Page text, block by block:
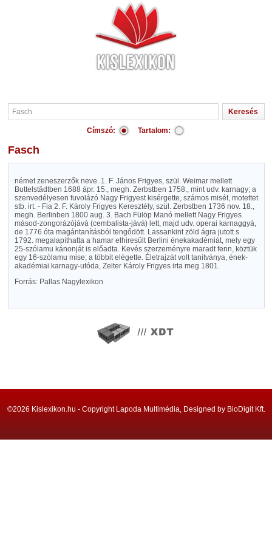
Címszó: Tartalom:
Fasch
német zeneszerzők neve. 1. F. János Frigyes, szül. Weimar mellett
Buttelstädtben 1688 ápr. 15., megh. Zerbstben 1758., mint udv. karnagy; a
szenvedélyesen fuvolázó Nagy Frigyest kisérgette, számos misét, motettet
stb. irt. - Fia 2. F. Károly Frigyes Keresztély, szül. Zerbstben 1736 nov. 18.,
megh. Berlinben 1800 aug. 3. Bach Fülöp Manó mellett Nagy Frigyes
másod-zongorázójává (cembalista-jává) lett, majd udv. operai karnaggyá,
de 1776 óta magántanításból tengődött. Lassankint zöld ágra jutott s
1792. megalapíthatta a hamar elhiresült Berlini énekakadémiát, mely egy
25-szólamu kánonját is előadta. Kevés szerzeményre maradt fenn, köztük
egy 16-szólamu mise; a többit elégette. Életrajzát volt tanitványa, ének-
akadémiai karnagy-utóda, Zelter Károly Frigyes irta meg 1801.
Forrás: Pallas Nagylexikon
©2026 Kislexikon.hu - Copyright Lapoda Multimédia, Designed by BioDigit Kft.